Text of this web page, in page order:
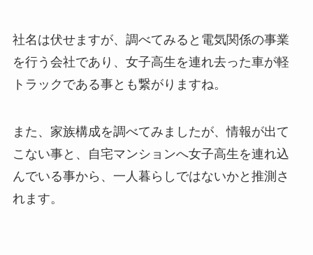
社名は伏せますが、調べてみると電気関係の事業
を行う会社であり、女子高生を連れ去った車が軽
トラックである事とも繋がりますね。
また、家族構成を調べてみましたが、情報が出て
こない事と、自宅マンションへ女子高生を連れ込
んでいる事から、一人暮らしではないかと推測さ
れます。